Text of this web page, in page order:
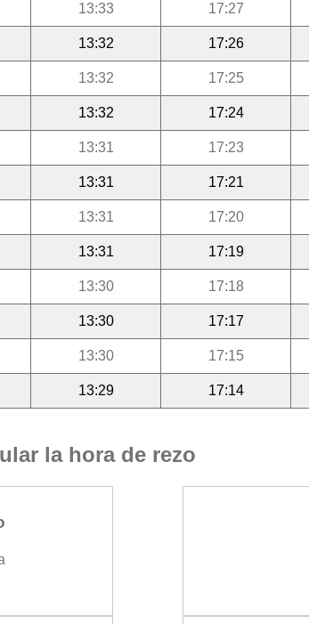
13:33 17:27
13:32 17:26
13:32 17:25
13:32 17:24
13:31 17:23
13:31 17:21
13:31 17:20
13:31 17:19
13:30 17:18
13:30 17:17
13:30 17:15
13:29 17:14
la hora de rezo